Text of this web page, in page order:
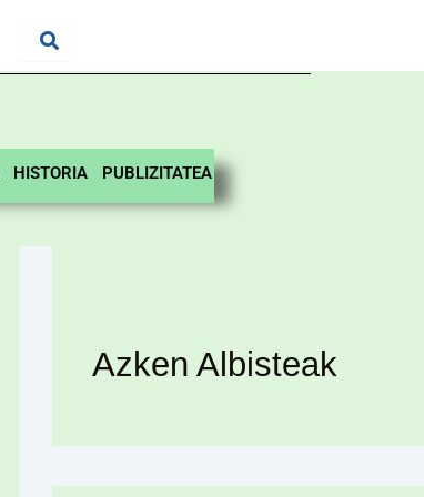
HISTORIA PUBLIZITATEA
Azken Albisteak